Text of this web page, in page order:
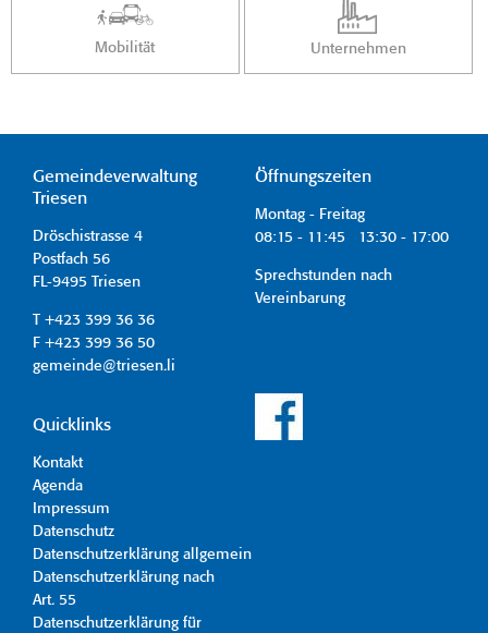
Mobilität Unternehmen
Gemeindeverwaltung
Triesen
Dröschistrasse 4
Postfach 56
FL-9495 Triesen
T +423 399 36 36
F +423 399 36 50
gemeinde@triesen.li
Öffnungszeiten
Montag - Freitag
08:15 - 11:45 13:30 - 17:00
Sprechstunden nach
Vereinbarung
Quicklinks
Kontakt
Agenda
Impressum
Datenschutz
Datenschutzerklärung allgemein
Datenschutzerklärung nach
Art. 55
Datenschutzerklärung für